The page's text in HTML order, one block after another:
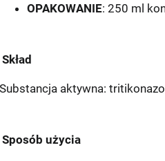
OPAKOWANIE: 250 ml
Skład
Substancja aktywna:
Sposób użycia